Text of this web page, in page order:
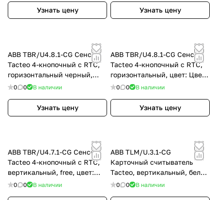
Узнать цену Узнать цену
ABB TBR/U4.8.1-CG Сенсор
Tacteo 4-кнопочный с RTC,
горизонтальный черный,
цвет: Чёрный
0 0 В наличии
Узнать цену
ABB TBR/U4.8.1-CG Сенсор
Tacteo 4-кнопочный с RTC,
горизонтальный, цвет: Цвет
на выбор
0 0 В наличии
Узнать цену
ABB TBR/U4.7.1-CG Сенсор
Tacteo 4-кнопочный с RTC,
вертикальный, free, цвет:
Цвет на выбор
0 0 В наличии
ABB TLM/U.3.1-CG
Карточный считыватель
Tacteo, вертикальный, белое
стекло, цвет: Белый
0 0 В наличии